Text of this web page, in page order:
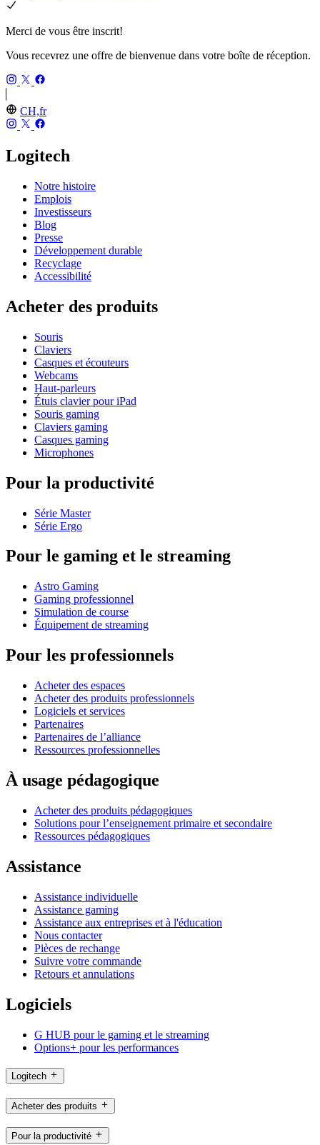
Merci de vous être inscrit!
Vous recevrez une offre de bienvenue dans votre boîte de réception.
CH,fr
Logitech
Notre histoire
Emplois
Investisseurs
Blog
Presse
Développement durable
Recyclage
Accessibilité
Acheter des produits
Souris
Claviers
Casques et écouteurs
Webcams
Haut-parleurs
Étuis clavier pour iPad
Souris gaming
Claviers gaming
Casques gaming
Microphones
Pour la productivité
Série Master
Série Ergo
Pour le gaming et le streaming
Astro Gaming
Gaming professionnel
Simulation de course
Équipement de streaming
Pour les professionnels
Acheter des espaces
Acheter des produits professionnels
Logiciels et services
Partenaires
Partenaires de l’alliance
Ressources professionnelles
À usage pédagogique
Acheter des produits pédagogiques
Solutions pour l’enseignement primaire et secondaire
Ressources pédagogiques
Assistance
Assistance individuelle
Assistance gaming
Assistance aux entreprises et à l'éducation
Nous contacter
Pièces de rechange
Suivre votre commande
Retours et annulations
Logiciels
G HUB pour le gaming et le streaming
Options+ pour les performances
Logitech
Acheter des produits
Pour la productivité